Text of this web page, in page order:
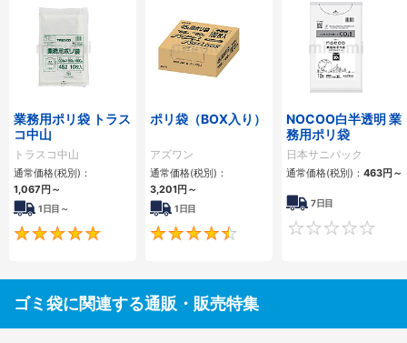
業務用ポリ袋 トラス
コ中山
トラスコ中山
通常価格(税別)：
1,067円 ～
1日目～
4.9
ポリ袋（BOX入り）
アズワン
通常価格(税別)：
3,201円 ～
1日目
4.6
NOCOO白半透明 業
務用ポリ袋
日本サニパック
通常価格(税別)： 463円 ～
7日目
ゴミ袋に関連する通販・販売特集